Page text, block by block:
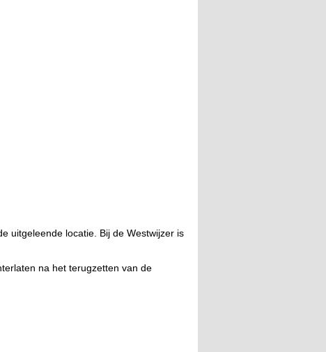
uitgeleende locatie. Bij de Westwijzer is
na het terugzetten van de